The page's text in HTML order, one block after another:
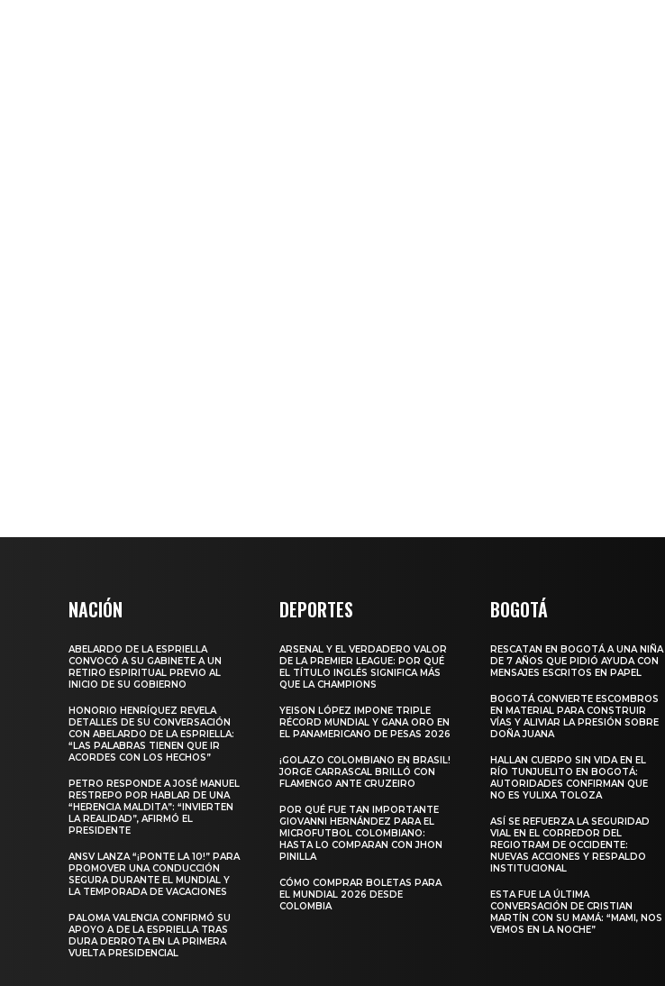
NACIÓN
ABELARDO DE LA ESPRIELLA
CONVOCÓ A SU GABINETE A UN
RETIRO ESPIRITUAL PREVIO AL
INICIO DE SU GOBIERNO
HONORIO HENRÍQUEZ REVELA
DETALLES DE SU CONVERSACIÓN
CON ABELARDO DE LA ESPRIELLA:
“LAS PALABRAS TIENEN QUE IR
ACORDES CON LOS HECHOS”
PETRO RESPONDE A JOSÉ MANUEL
RESTREPO POR HABLAR DE UNA
“HERENCIA MALDITA”: “INVIERTEN
LA REALIDAD”, AFIRMÓ EL
PRESIDENTE
ANSV LANZA “¡PONTE LA 10!” PARA
PROMOVER UNA CONDUCCIÓN
SEGURA DURANTE EL MUNDIAL Y
LA TEMPORADA DE VACACIONES
PALOMA VALENCIA CONFIRMÓ SU
APOYO A DE LA ESPRIELLA TRAS
DURA DERROTA EN LA PRIMERA
VUELTA PRESIDENCIAL
DEPORTES
ARSENAL Y EL VERDADERO VALOR
DE LA PREMIER LEAGUE: POR QUÉ
EL TÍTULO INGLÉS SIGNIFICA MÁS
QUE LA CHAMPIONS
YEISON LÓPEZ IMPONE TRIPLE
RÉCORD MUNDIAL Y GANA ORO EN
EL PANAMERICANO DE PESAS 2026
¡GOLAZO COLOMBIANO EN BRASIL!
JORGE CARRASCAL BRILLÓ CON
FLAMENGO ANTE CRUZEIRO
POR QUÉ FUE TAN IMPORTANTE
GIOVANNI HERNÁNDEZ PARA EL
MICROFUTBOL COLOMBIANO:
HASTA LO COMPARAN CON JHON
PINILLA
CÓMO COMPRAR BOLETAS PARA
EL MUNDIAL 2026 DESDE
COLOMBIA
BOGOTÁ
RESCATAN EN BOGOTÁ A UNA NIÑA
DE 7 AÑOS QUE PIDIÓ AYUDA CON
MENSAJES ESCRITOS EN PAPEL
BOGOTÁ CONVIERTE ESCOMBROS
EN MATERIAL PARA CONSTRUIR
VÍAS Y ALIVIAR LA PRESIÓN SOBRE
DOÑA JUANA
HALLAN CUERPO SIN VIDA EN EL
RÍO TUNJUELITO EN BOGOTÁ:
AUTORIDADES CONFIRMAN QUE
NO ES YULIXA TOLOZA
ASÍ SE REFUERZA LA SEGURIDAD
VIAL EN EL CORREDOR DEL
REGIOTRAM DE OCCIDENTE:
NUEVAS ACCIONES Y RESPALDO
INSTITUCIONAL
ESTA FUE LA ÚLTIMA
CONVERSACIÓN DE CRISTIAN
MARTÍN CON SU MAMÁ: “MAMI, NOS
VEMOS EN LA NOCHE”